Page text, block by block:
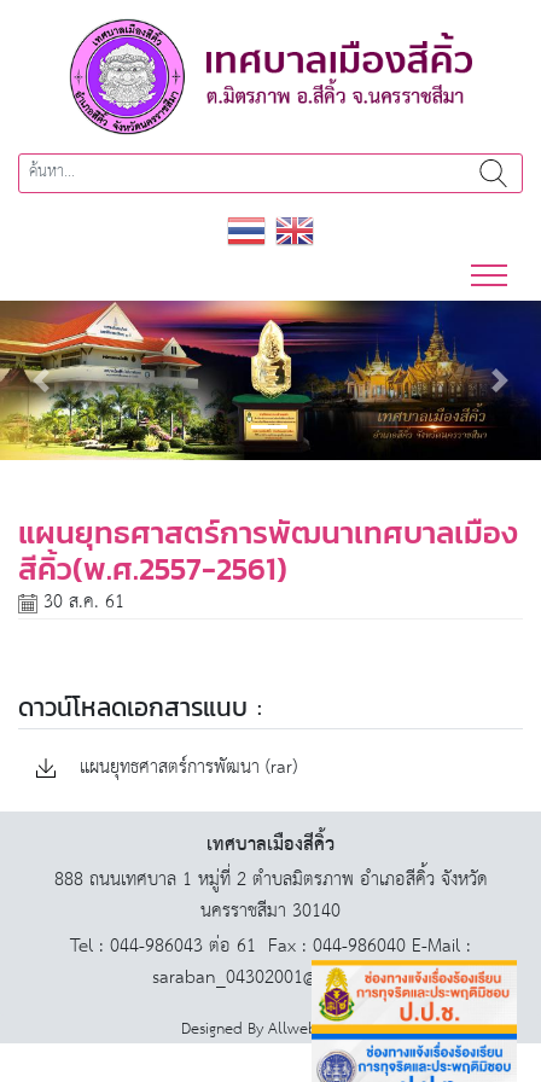
Previous Next
แผนยุทธศาสตร์การพัฒนาเทศบาลเมือง
สีคิ้ว(พ.ศ.2557-2561)
30 ส.ค. 61
ดาวน์โหลดเอกสารแนบ :
แผนยุทธศาสตร์การพัฒนา‏ (rar)
เทศบาลเมืองสีคิ้ว
888 ถนนเทศบาล 1 หมู่ที่ 2 ตำบลมิตรภาพ อำเภอสีคิ้ว จังหวัด
นครราชสีมา 30140
Tel : 044-986043 ต่อ 61 Fax : 044-986040 E-Mail :
saraban_04302001@dla.go.th
Designed ByAllwebGroup